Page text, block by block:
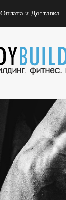
Оплата и Доставка